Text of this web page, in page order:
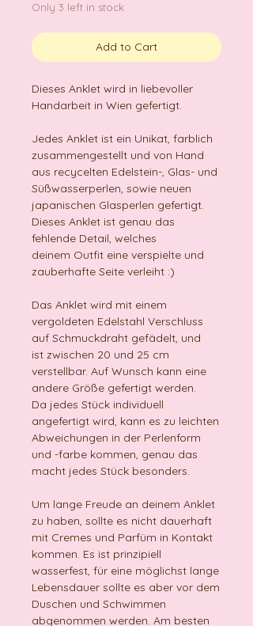
Only 3 left in stock
Add to Cart
Dieses Anklet wird in liebevoller
Handarbeit in Wien gefertigt.
Jedes Anklet ist ein Unikat, farblich
zusammengestellt und von Hand
aus recycelten Edelstein-, Glas- und
Süßwasserperlen, sowie neuen
japanischen Glasperlen gefertigt.
Dieses Anklet ist genau das
fehlende Detail, welches
deinem Outfit eine verspielte und
zauberhafte Seite verleiht :)
Das Anklet wird mit einem
vergoldeten Edelstahl Verschluss
auf Schmuckdraht gefädelt, und
ist zwischen 20 und 25 cm
verstellbar. Auf Wunsch kann eine
andere Größe gefertigt werden.
Da jedes Stück individuell
angefertigt wird, kann es zu leichten
Abweichungen in der Perlenform
und -farbe kommen, genau das
macht jedes Stück besonders.
Um lange Freude an deinem Anklet
zu haben, sollte es nicht dauerhaft
mit Cremes und Parfüm in Kontakt
kommen. Es ist prinzipiell
wasserfest, für eine möglichst lange
Lebensdauer sollte es aber vor dem
Duschen und Schwimmen
abgenommen werden. Am besten